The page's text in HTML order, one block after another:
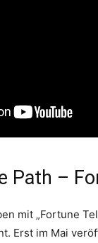
Path –
mit „Fortune
Erst im Mai